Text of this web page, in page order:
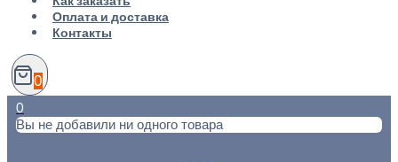
Оплата и доставка
Контакты
0
0
Вы не добавили ни одного товара